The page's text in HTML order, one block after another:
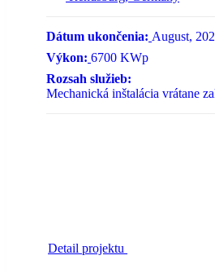
Dátum ukončenia: August,
Výkon: 6700 KWp
Rozsah služieb:
Mechanická inštalácia vrátane
Detail projektu